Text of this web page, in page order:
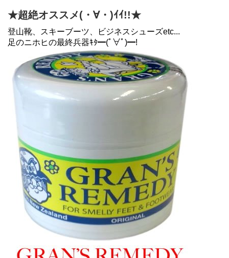
★超絶オススメ(・∀・)ｲｲ!!★
登山靴、スキーブーツ、ビジネスシューズetc...
足のニホヒの最終兵器ｷﾀ━(ﾟ∀ﾟ)━!